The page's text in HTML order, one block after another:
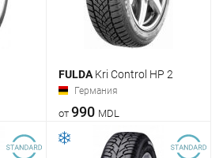
FULDAKri Control HP 2
Германия
от 990 MDL